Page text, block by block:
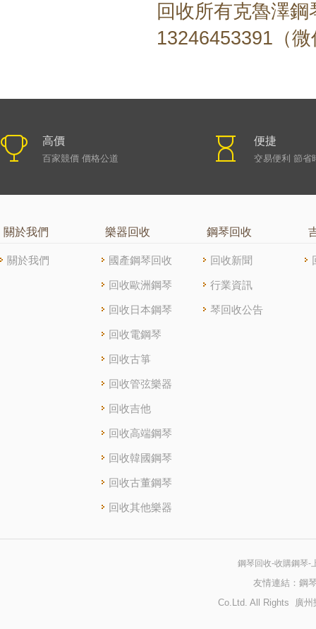
回收所有克魯澤鋼
13246453391（
高價
百家競價 價格公道
便捷
交易便利 節省
關於我們
關於我們
樂器回收
國產鋼琴回收
回收歐洲鋼琴
回收日本鋼琴
回收電鋼琴
回收古箏
回收管弦樂器
回收吉他
回收高端鋼琴
回收韓國鋼琴
回收古董鋼琴
回收其他樂器
鋼琴回收
回收新聞
行業資訊
琴回收公告
鋼琴回收-收購鋼琴-
友情連結： 鋼
Co.Ltd. All Rights 廣州